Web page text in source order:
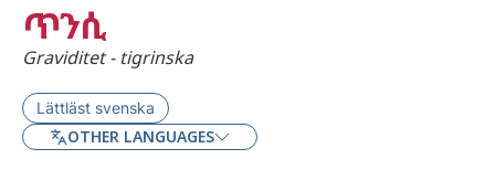
ጥንሲ
Graviditet - tigrinska
Lättläst svenska
OTHER LANGUAGES